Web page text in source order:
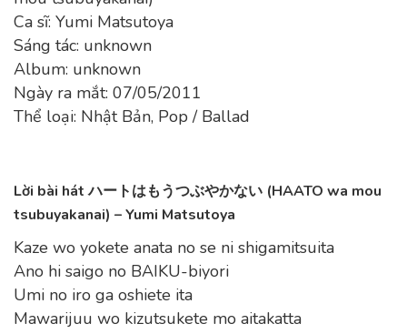
Ca sĩ: Yumi Matsutoya
Sáng tác: unknown
Album: unknown
Ngày ra mắt: 07/05/2011
Thể loại: Nhật Bản, Pop / Ballad
Lời bài hát ハートはもうつぶやかない (HAATO wa mou
tsubuyakanai) – Yumi Matsutoya
Kaze wo yokete anata no se ni shigamitsuita
Ano hi saigo no BAIKU-biyori
Umi no iro ga oshiete ita
Mawarijuu wo kizutsukete mo aitakatta